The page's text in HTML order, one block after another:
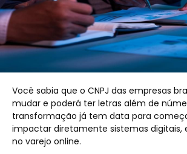
Você sabia que o CNPJ das empresas
mudar e poderá ter letras além de
transformação já tem data para
impactar diretamente sistemas digitais,
no varejo online.